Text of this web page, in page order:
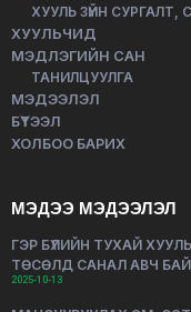
ХУУЛЬ ЗҮЙН СУРГАЛТ,
ХУУЛЬЧИД
МЭДЛЭГИЙН САН
ТАНИЛЦУУЛГА
МЭДЭЭЛЭЛ
БҮТЭЭЛ
ХОЛБОО БАРИХ
МЭДЭЭ МЭДЭЭЛЭЛ
ГЭР БҮЛИЙН ТУХАЙ
ТӨСӨЛД САНАЛ АВЧ
2025-10-13